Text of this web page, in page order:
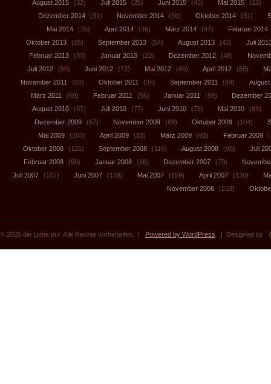
August 2015
(32) Juli 2015 (25) Juni 2015 (45) Mai 2015
(23)
Dezember 2014
(31) November 2014 (30) Oktober 2014 (31)
Mai 2014
(36) April 2014 (36) März 2014 (47) Februar 2014
Oktober 2013
(25) September 2013 (54) August 2013 (40)
Juli
Februar 2013
(33) Januar 2013 (22) Dezember 2012 (48)
Juli 2012
(50) Juni 2012 (72) Mai 2012 (86) April 2012 (58)
November 2011
(60) Oktober 2011 (34) September 2011 (69)
August
März 2011
(69) Februar 2011 (56) Januar 2011 (59)
Dezember
August 2010
(67) Juli 2010 (77) Juni 2010 (75) Mai 2010
(83)
Dezember 2009
(67) November 2009 (89) Oktober 2009 (104)
Mai 2009
(103) April 2009 (83) März 2009 (93) Februar 2009
Oktober 2008
(121) September 2008 (116) August 2008 (98)
Juli
Februar 2008
(59) Januar 2008 (86) Dezember 2007 (79)
Juli 2007
(107) Juni 2007 (139) Mai 2007 (159) April 2007 (136)
November 2006
(213)
© 2026 die Liebe pur. Alle Rechte vorbehalten. | Powered by WordPress | Designed by